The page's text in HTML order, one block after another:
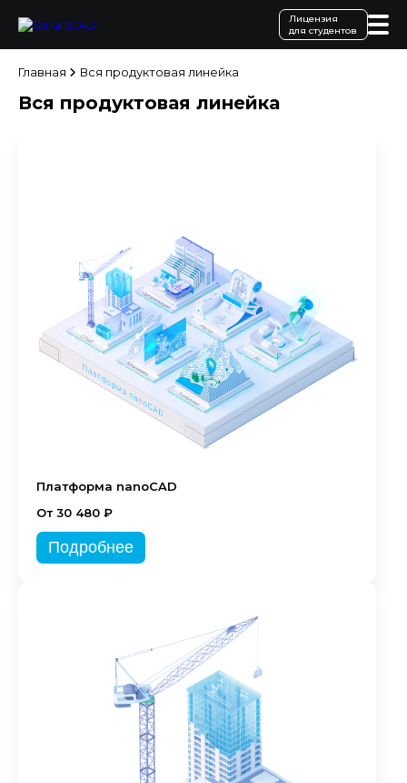
Лицензия
для студентов
Главная Вся продуктовая линейка
Вся продуктовая линейка
Платформа nanoCAD
От 30 480 ₽
Подробнее